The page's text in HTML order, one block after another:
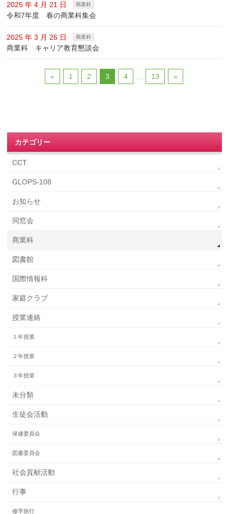
2025 年 4 月 21 日 商業科
令和7年度 春の商業科集会
2025 年 3 月 26 日 商業科
商業科 キャリア教育懇談会
« 1 2 3 4 13 »
カテゴリー
CCT
GLOPS-108
お知らせ
同窓会
商業科
図書館
国際情報科
家庭クラブ
授業連絡
１年授業
２年授業
３年授業
未分類
生徒会活動
保健委員会
図書委員会
社会貢献活動
行事
修学旅行